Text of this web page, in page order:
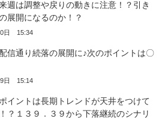
週は調整や戻りの動きに注意！？引き
展開になるのか！？
日 15:34
信通り続落の展開に♪次のポイントは〇
日 15:14
イントは長期トレンドが天井をつけて
？１３９．３９から下落継続のシナリ